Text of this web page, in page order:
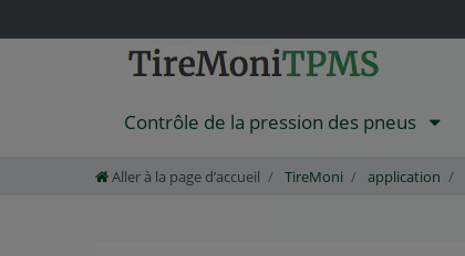
Contrôle de la pression des pneus
Aller à la page d’accueil TireMoni application